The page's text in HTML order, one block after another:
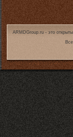
ARMDGroup.ru - это